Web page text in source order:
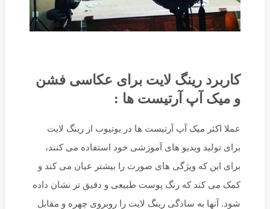
کاربرد رینگ لایت برای عکاسی فشن
و میک آپ آرتیست ها :
عملا اکثر میک آپ آرتیست ها در یوتیوب از رینگ لایت
برای تولید ویدیو های آموزشی خود استفاده می کنند،
برای این که ویژگی های صورت را بیشتر عیان می کند و
کمک می کند که رنگ پوست طبیعی و دقیق تر نشان داده
شود. آنها به سادگی رینگ لایت را روبروی چهره و مقابل